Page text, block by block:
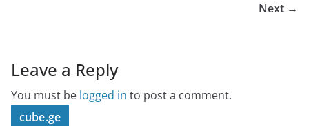
Next →
Leave a Reply
You must be logged in to post a comment.
cube.ge